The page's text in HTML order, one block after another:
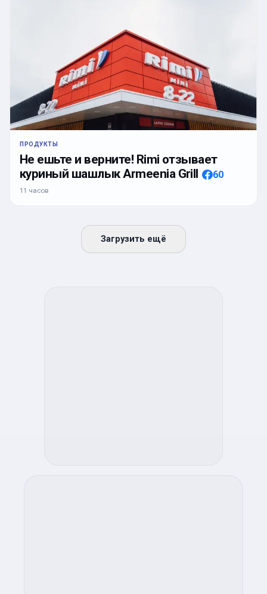
ПРОДУКТЫ
Не ешьте и верните! Rimi отзывает
куриный шашлык Armeenia Grill
60
11 часов
Загрузить ещё